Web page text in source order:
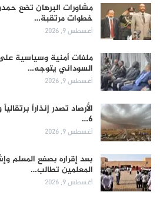
مشاورات البرهان تضع
خطوات مرتقبة…
أغسطس 9, 2026
ملفات أمنية وسياسية على
السوداني يتوجه…
أغسطس 9, 2026
الأرصاد تصدر إنذاراً
6…
أغسطس 9, 2026
بعد إقراره بصفع المعلم
المعلمين تطالب…
أغسطس 9, 2026